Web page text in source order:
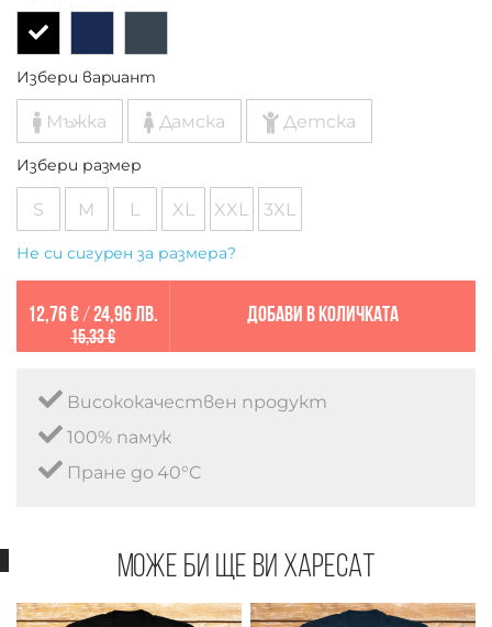
Избери вариант
Мъжка Дамска Детска
Избери размер
S M L XL XXL 3XL
Не си сигурен за размера?
12,76 €/ 24,96 лв.
15,33 €
Добави в количката
Висококачествен продукт
100% памук
Пране до 40°C
Може би ще ви харесат